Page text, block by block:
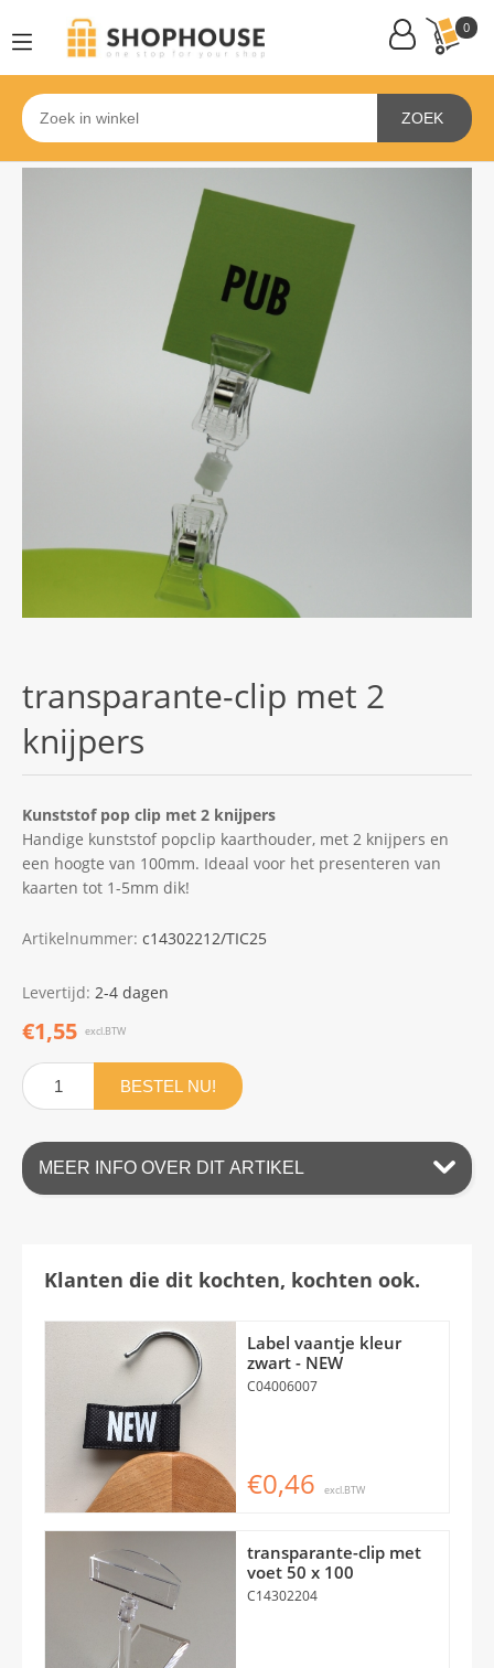
0
ZOEK
transparante-clip met 2
knijpers
Kunststof pop clip met 2 knijpers
Handige kunststof popclip kaarthouder, met 2 knijpers en
een hoogte van 100mm. Ideaal voor het presenteren van
kaarten tot 1-5mm dik!
Artikelnummer: c14302212/TIC25
Levertijd: 2-4 dagen
€1,55 excl.BTW
BESTEL NU!
MEER INFO OVER DIT ARTIKEL
Klanten die dit kochten, kochten ook.
Label vaantje kleur
zwart - NEW
C04006007
€0,46 excl.BTW
transparante-clip met
voet 50 x 100
C14302204